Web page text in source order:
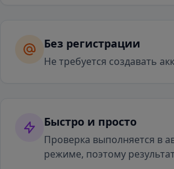
Без регистрации
Не требуется создавать
Быстро и просто
Проверка выполняется в
режиме, поэтому